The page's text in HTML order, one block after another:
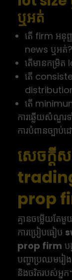
ឬអត់
តើ firm អនុ
news ឬអត់?
តើមានកម្រិ
តើ
តើ
ការឆ្លើយសំណួរ
ការបំពានច្បាប់
សេចក្តីស
prop
គ្មានចម្លើយតែ
ការប្រៀបធៀប
prop firm ប
បញ្ហាប្រឈមរៀ
និងចរិតរបស់អ្នក